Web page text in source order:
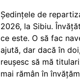
Ședințele de
2026, la Sibiu.
ce este. O să fac
ajută, dar dacă în
reușesc să mă
mai rămân în